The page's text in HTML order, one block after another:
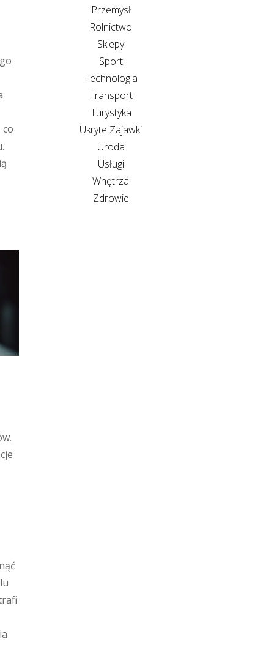
Przemysł
Rolnictwo
Sklepy
Sport
Technologia
Transport
Turystyka
Ukryte Zajawki
Uroda
Usługi
Wnętrza
Zdrowie